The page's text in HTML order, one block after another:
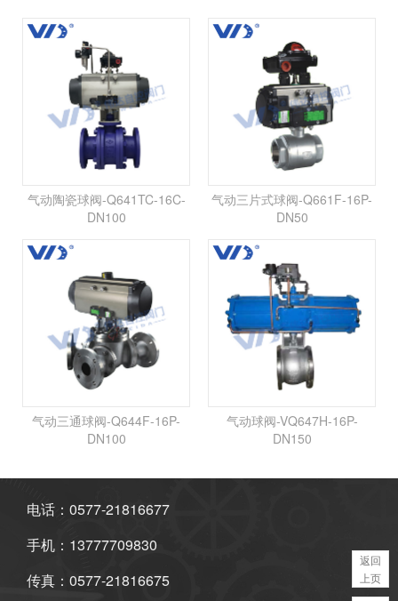
气动陶瓷球阀-Q641TC-16C-
DN100
气动三通球阀-Q644F-16P-
DN100
气动三片式球阀-Q661F-16P-
DN50
气动球阀-VQ647H-16P-
DN150
电话：0577-21816677
手机：13777709830
传真：0577-21816675
返回
上页